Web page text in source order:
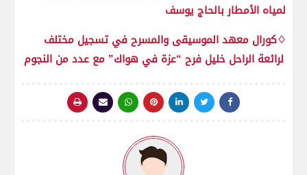
لمياه الأمطار بالحاج يوسف
♢كورال معهد الموسيقى والمسرح في تسجيل مختلف
لرائعة الراحل خليل فرح “عزة في هواك” مع عدد من النجوم